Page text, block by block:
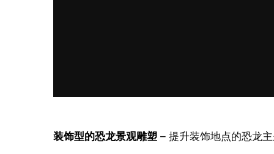
装饰型的恐龙景观雕塑 – 提升装饰地点的恐龙主